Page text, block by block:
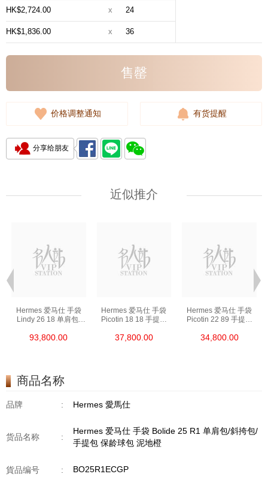
HK$2,724.00 x 24
HK$1,836.00 x 36
售罄
价格调整通知 有货提醒
分享给朋友
近似推介
Hermes 爱马仕 手袋
Lindy 26 18 单肩包/
93,800.00
Hermes 爱马仕 手袋
Picotin 18 18 手提包
37,800.00
Hermes 爱马仕 手袋
Picotin 22 89 手提包
34,800.00
商品名称
品牌 : Hermes 愛馬仕
货品名称 :
Hermes 爱马仕 手袋 Bolide 25 R1 单肩包/斜挎包/
手提包 保龄球包 泥地橙
貨品编号 : BO25R1ECGP